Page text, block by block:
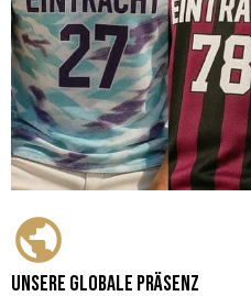
Unsere globale Präsenz